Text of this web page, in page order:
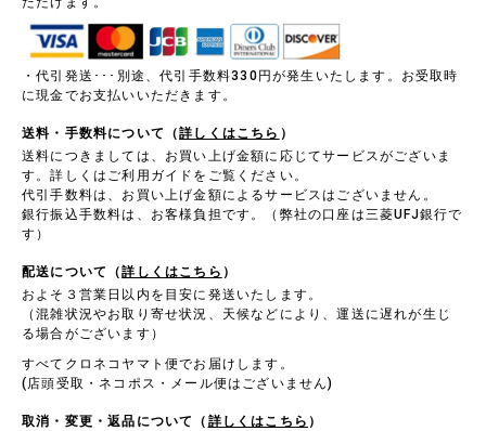
・代引発送･･･別途、代引手数料330円が発生いたします。お受取時
に現金でお支払いいただきます。
送料・手数料について（詳しくはこちら ）
送料につきましては、お買い上げ金額に応じてサービスがございま
す。詳しくはご利用ガイドをご覧ください。
代引手数料は、お買い上げ金額によるサービスはございません。
銀行振込手数料は、お客様負担です。（弊社の口座は三菱UFJ銀行で
す）
配送について（詳しくはこちら ）
およそ３営業日以内を目安に発送いたします。
（混雑状況やお取り寄せ状況、天候などにより、運送に遅れが生じ
る場合がございます）
すべてクロネコヤマト便でお届けします。
(店頭受取・ネコポス・メール便はございません)
取消・変更・返品について（ 詳しくはこちら ）